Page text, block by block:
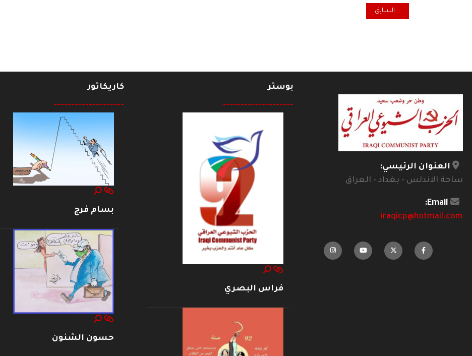
المقال السابق: الاشتراكية في الولايات المتحدة / ديفيد دوهالدي* ( الجزء الأول )
السابق
العنوان الرئيسي:
ساحة الاندلس - بغداد - العراق
Email:
iraqicp@hotmail.com
بوستر
--------------------
فراس البصري
كاريكاتور
--------------------
بسام فرج
حسون الشنون